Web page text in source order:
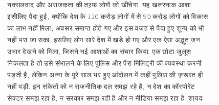
नक्सलवाद और अराजकता की तऱफ लोगों को खींचेगा. यह खतरनाक आशा
इसीलिए पैदा हुई, क्योंकि देश के 120 करोड़ लोगों में से 90 करोड़ लोगों को विकास
का लाभ नहीं मिला, अवसर समाप्त होते गए और इस वजह से पैदा हुए शून्य को भी
नहीं भरा जा सका. इसलिए लोग सारे देश में खड़े हो गए और एक ऐसा अद्भुत जन
उभार देखने को मिला, जिसने नई आशाओं का संचार किया. एक छोटा जुलूस
निकलता है तो उसे संभालने के लिए पुलिस और पैरा मिलिट्री की व्यवस्था करनी
पड़ती है, लेकिन अन्ना के पूरे साल भर हुए आंदोलन में कहीं पुलिस की ज़रूरत ही
नहीं पड़ी. इन संकेतों को न राजनीतिक दल समझ रहे हैं, न देश का कॉरपोरेट
सेक्टर समझ रहा है, न सरकार समझ रही है और न मीडिया समझ रहा है. शायद